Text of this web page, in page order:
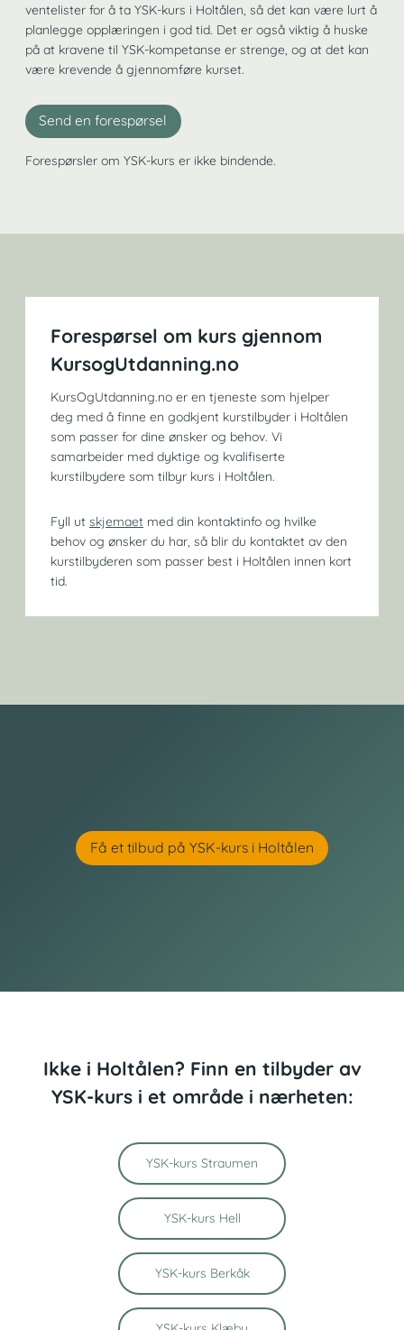
ventelister for å ta YSK-kurs i Holtålen, så det kan være lurt å
planlegge opplæringen i god tid. Det er også viktig å huske
på at kravene til YSK-kompetanse er strenge, og at det kan
være krevende å gjennomføre kurset.
Send en forespørsel
Forespørsler om YSK-kurs er ikke bindende.
Forespørsel om kurs gjennom
KursogUtdanning.no
KursOgUtdanning.no er en tjeneste som hjelper
deg med å finne en godkjent kurstilbyder i Holtålen
som passer for dine ønsker og behov. Vi
samarbeider med dyktige og kvalifiserte
kurstilbydere som tilbyr kurs i Holtålen.
Fyll ut skjemaet med din kontaktinfo og hvilke
behov og ønsker du har, så blir du kontaktet av den
kurstilbyderen som passer best i Holtålen innen kort
tid.
Få et tilbud på YSK-kurs i Holtålen
Ikke i Holtålen? Finn en tilbyder av
YSK-kurs i et område i nærheten:
YSK-kurs Straumen
YSK-kurs Hell
YSK-kurs Berkåk